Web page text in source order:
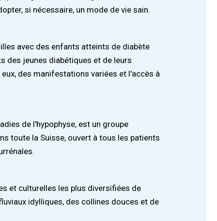
si nécessaire, un mode de vie sain.
avec des enfants atteints de diabète
des jeunes diabétiques et de leurs
des manifestations variées et l'accès à
de l'hypophyse, est un groupe
toute la Suisse, ouvert à tous les patients
et culturelles les plus diversifiées de
idylliques, des collines douces et de